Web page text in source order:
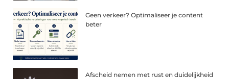
Geen verkeer? Optimaliseer je content
beter
Afscheid nemen met rust en duidelijkheid